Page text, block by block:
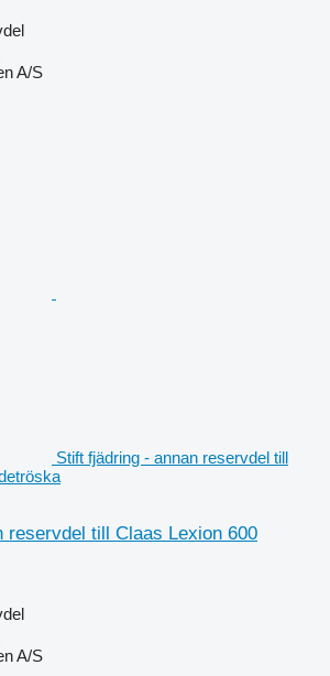
A/S
Stift fjädring - annan reservdel till
reservdel till Claas Lexion 600
A/S